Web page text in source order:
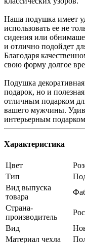
Наша подушка имеет
использовать ее не
сидения или
и отлично подойдет
Благодаря
свою форму долгое
Подушка
подарок, но и
отличным подарком
вашего мужчины.
интерьерным
Характеристика
Цвет
Тип
Вид выпуска
товара
Страна-
производитель
Вид
Материал чехла